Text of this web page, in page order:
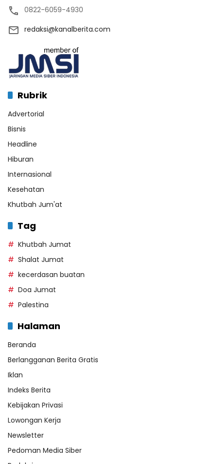
0822-6059-4930
redaksi@kanalberita.com
Rubrik
Advertorial
Bisnis
Headline
Hiburan
Internasional
Kesehatan
Khutbah Jum'at
Tag
Khutbah Jumat
Shalat Jumat
kecerdasan buatan
Doa Jumat
Palestina
Halaman
Beranda
Berlangganan Berita Gratis
Iklan
Indeks Berita
Kebijakan Privasi
Lowongan Kerja
Newsletter
Pedoman Media Siber